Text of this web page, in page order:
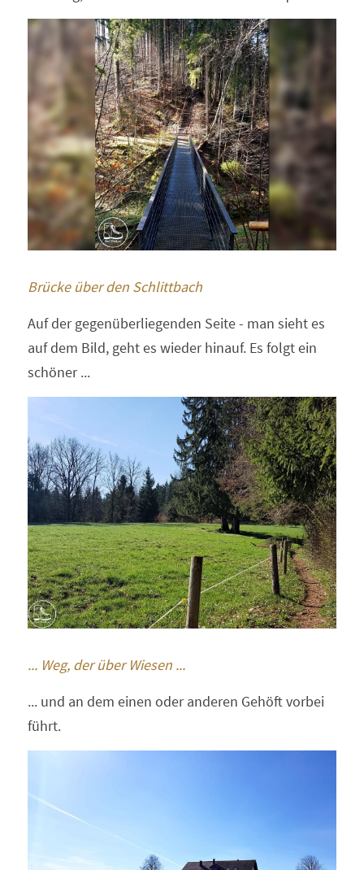
Brücke über den Schlittbach
Auf der gegenüberliegenden Seite - man sieht es
auf dem Bild, geht es wieder hinauf. Es folgt ein
schöner ...
... Weg, der über Wiesen ...
... und an dem einen oder anderen Gehöft vorbei
führt.